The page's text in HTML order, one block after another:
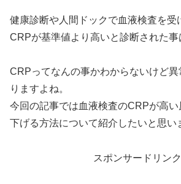
健康診断や人間ドックで血液検査を受
CRPが基準値より高いと診断された事
CRPってなんの事かわからないけど
りますよね。
今回の記事では血液検査のCRPが高い
下げる方法について紹介したいと思い
スポンサードリンク